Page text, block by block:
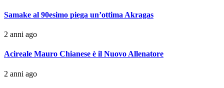
Samake al 90esimo piega un’ottima Akragas
2 anni ago
Acireale Mauro Chianese è il Nuovo Allenatore
2 anni ago